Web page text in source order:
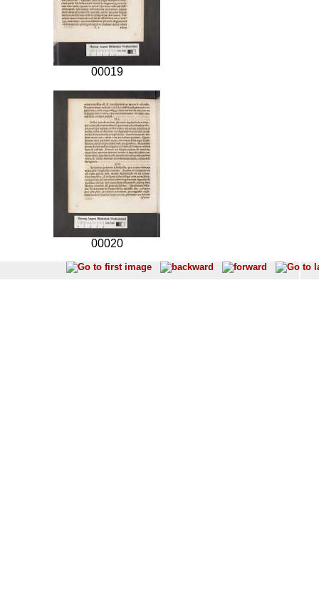
00019
00020